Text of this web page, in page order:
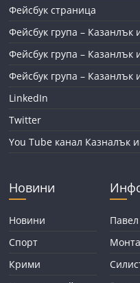
Фейсбук страница
Фейсбук група – Казанлък
Фейсбук група – Казанлък
Фейсбук група – Казанлък
LinkedIn
Twitter
You Tube канал Казналък
Новини
Новини
Спорт
Крими